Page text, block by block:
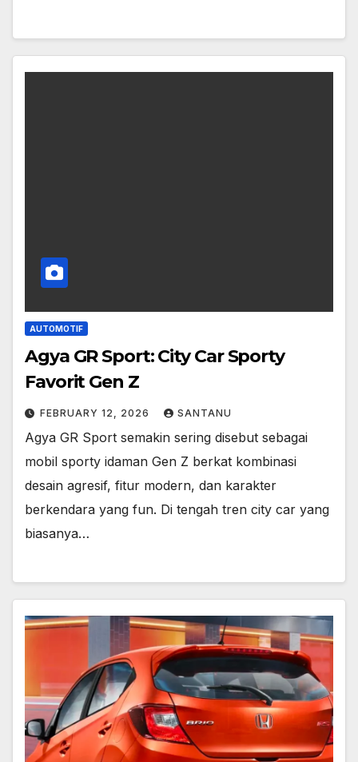
AUTOMOTIF
Agya GR Sport: City Car Sporty
Favorit Gen Z
FEBRUARY 12, 2026 SANTANU
Agya GR Sport semakin sering disebut sebagai
mobil sporty idaman Gen Z berkat kombinasi
desain agresif, fitur modern, dan karakter
berkendara yang fun. Di tengah tren city car yang
biasanya…